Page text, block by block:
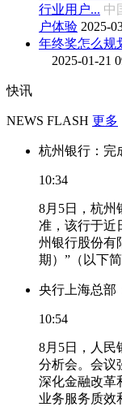
行业用户... 中
户体验 2025-
年终奖怎么规
2025-01-21
快讯
NEWS FLASH 更多
杭州银行：完
10:34
8月5日，杭州
准，该行于近
州银行股份有
期）”（以下
央行上海总部
10:54
8月5日，人民
分析会。会议
深化金融改革
业务服务质效